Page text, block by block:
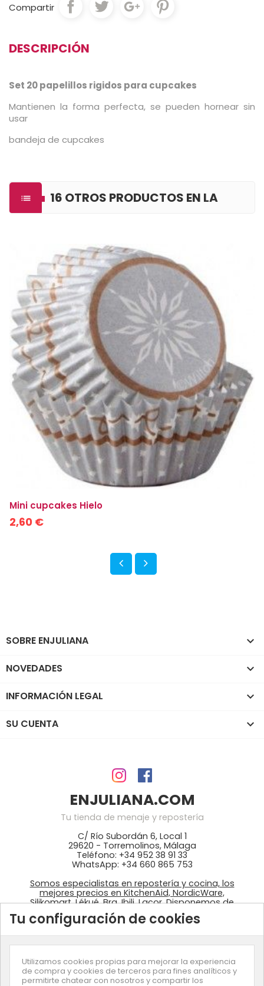
Compartir
DESCRIPCIÓN
Set 20 papelillos rigidos para cupcakes
Mantienen la forma perfecta, se pueden hornear sin
usar
bandeja de cupcakes

16 OTROS PRODUCTOS EN LA
Mini cupcakes Hielo
2,60 €
SOBRE ENJULIANA 
NOVEDADES 
INFORMACIÓN LEGAL 
SU CUENTA 
ENJULIANA.COM
Tu tienda de menaje y repostería
C/ Río Subordán 6, Local 1
29620 - Torremolinos, Málaga
Teléfono: +34 952 38 91 33
WhatsApp: +34 660 865 753
Somos especialistas en repostería y cocina, los
mejores precios en KitchenAid, NordicWare,
Silikomart, Lékué, Bra, Ibili, Lacor. Disponemos de
ingredientes: colorantes Wilton, fondant
azucrén, pastas de Sosa, …
Tu configuración de cookies
Utilizamos cookies propias para mejorar la experiencia
de compra y cookies de terceros para fines analíticos y
permitirte chatear con nosotros y compartir los